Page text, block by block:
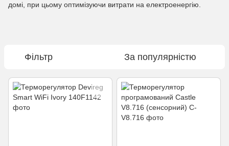
домі, при цьому оптимізуючи витрати на електроенергію.
Фільтр За популярністю